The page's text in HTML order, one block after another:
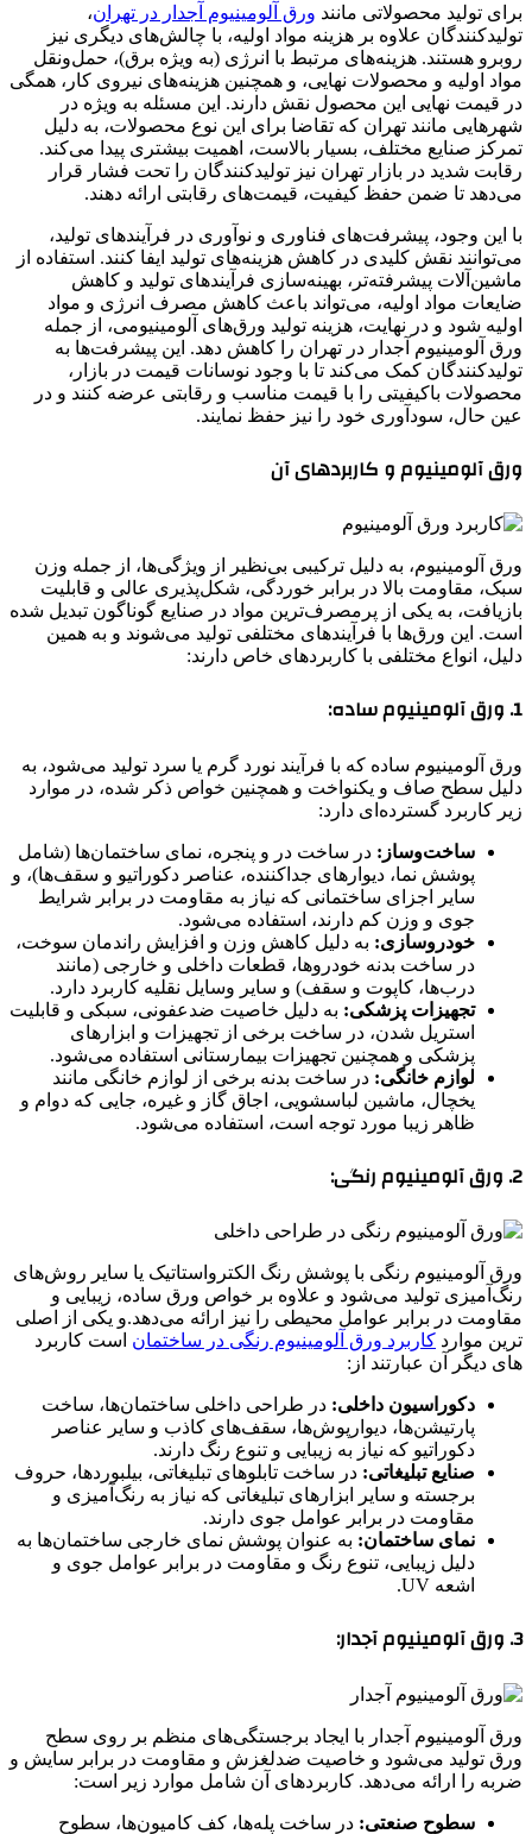
برای تولید محصولاتی مانند ورق آلومینیوم آجدار در تهران،
تولیدکنندگان علاوه بر هزینه مواد اولیه، با چالش‌های دیگری نیز
روبرو هستند. هزینه‌های مرتبط با انرژی (به ویژه برق)، حمل‌ونقل
مواد اولیه و محصولات نهایی، و همچنین هزینه‌های نیروی کار، همگی
در قیمت نهایی این محصول نقش دارند. این مسئله به ویژه در
شهرهایی مانند تهران که تقاضا برای این نوع محصولات، به دلیل
تمرکز صنایع مختلف، بسیار بالاست، اهمیت بیشتری پیدا می‌کند.
رقابت شدید در بازار تهران نیز تولیدکنندگان را تحت فشار قرار
می‌دهد تا ضمن حفظ کیفیت، قیمت‌های رقابتی ارائه دهند.
با این وجود، پیشرفت‌های فناوری و نوآوری در فرآیندهای تولید،
می‌توانند نقش کلیدی در کاهش هزینه‌های تولید ایفا کنند. استفاده از
ماشین‌آلات پیشرفته‌تر، بهینه‌سازی فرآیندهای تولید و کاهش
ضایعات مواد اولیه، می‌تواند باعث کاهش مصرف انرژی و مواد
اولیه شود و در نهایت، هزینه تولید ورق‌های آلومینیومی، از جمله
ورق آلومینیوم آجدار در تهران را کاهش دهد. این پیشرفت‌ها به
تولیدکنندگان کمک می‌کند تا با وجود نوسانات قیمت در بازار،
محصولات باکیفیتی را با قیمت مناسب و رقابتی عرضه کنند و در
عین حال، سودآوری خود را نیز حفظ نمایند.
ورق آلومینیوم و کاربردهای آن
ورق آلومینیوم، به دلیل ترکیبی بی‌نظیر از ویژگی‌ها، از جمله وزن
سبک، مقاومت بالا در برابر خوردگی، شکل‌پذیری عالی و قابلیت
بازیافت، به یکی از پرمصرف‌ترین مواد در صنایع گوناگون تبدیل شده
است. این ورق‌ها با فرآیندهای مختلفی تولید می‌شوند و به همین
دلیل، انواع مختلفی با کاربردهای خاص دارند:
1. ورق آلومینیوم ساده:
ورق آلومینیوم ساده که با فرآیند نورد گرم یا سرد تولید می‌شود، به
دلیل سطح صاف و یکنواخت و همچنین خواص ذکر شده، در موارد
زیر کاربرد گسترده‌ای دارد:
ساخت‌وساز: در ساخت در و پنجره، نمای ساختمان‌ها (شامل
پوشش نما، دیوارهای جداکننده، عناصر دکوراتیو و سقف‌ها)، و
سایر اجزای ساختمانی که نیاز به مقاومت در برابر شرایط
جوی و وزن کم دارند، استفاده می‌شود.
خودروسازی: به دلیل کاهش وزن و افزایش راندمان سوخت،
در ساخت بدنه خودروها، قطعات داخلی و خارجی (مانند
درب‌ها، کاپوت و سقف) و سایر وسایل نقلیه کاربرد دارد.
تجهیزات پزشکی: به دلیل خاصیت ضدعفونی، سبکی و قابلیت
استریل شدن، در ساخت برخی از تجهیزات و ابزارهای
پزشکی و همچنین تجهیزات بیمارستانی استفاده می‌شود.
لوازم خانگی: در ساخت بدنه برخی از لوازم خانگی مانند
یخچال، ماشین لباسشویی، اجاق گاز و غیره، جایی که دوام و
ظاهر زیبا مورد توجه است، استفاده می‌شود.
2. ورق آلومینیوم رنگی:
ورق آلومینیوم رنگی با پوشش رنگ الکترواستاتیک یا سایر روش‌های
رنگ‌آمیزی تولید می‌شود و علاوه بر خواص ورق ساده، زیبایی و
مقاومت در برابر عوامل محیطی را نیز ارائه می‌دهد.و یکی از اصلی
ترین موارد کاربرد ورق آلومینیوم رنگی در ساختمان است کاربرد
های دیگر آن عبارتند از:
دکوراسیون داخلی: در طراحی داخلی ساختمان‌ها، ساخت
پارتیشن‌ها، دیوارپوش‌ها، سقف‌های کاذب و سایر عناصر
دکوراتیو که نیاز به زیبایی و تنوع رنگ دارند.
صنایع تبلیغاتی: در ساخت تابلوهای تبلیغاتی، بیلبوردها، حروف
برجسته و سایر ابزارهای تبلیغاتی که نیاز به رنگ‌آمیزی و
مقاومت در برابر عوامل جوی دارند.
نمای ساختمان: به عنوان پوشش نمای خارجی ساختمان‌ها به
دلیل زیبایی، تنوع رنگ و مقاومت در برابر عوامل جوی و
اشعه UV.
3. ورق آلومینیوم آجدار:
ورق آلومینیوم آجدار با ایجاد برجستگی‌های منظم بر روی سطح
ورق تولید می‌شود و خاصیت ضدلغزش و مقاومت در برابر سایش و
ضربه را ارائه می‌دهد. کاربردهای آن شامل موارد زیر است:
سطوح صنعتی: در ساخت پله‌ها، کف کامیون‌ها، سطوح